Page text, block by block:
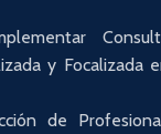
y Focalizada
de